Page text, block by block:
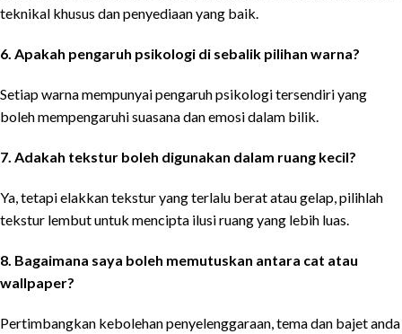
teknikal khusus dan penyediaan yang baik.
6. Apakah pengaruh psikologi di sebalik pilihan warna?
Setiap warna mempunyai pengaruh psikologi tersendiri yang
boleh mempengaruhi suasana dan emosi dalam bilik.
7. Adakah tekstur boleh digunakan dalam ruang kecil?
Ya, tetapi elakkan tekstur yang terlalu berat atau gelap, pilihlah
tekstur lembut untuk mencipta ilusi ruang yang lebih luas.
8. Bagaimana saya boleh memutuskan antara cat atau
wallpaper?
Pertimbangkan kebolehan penyelenggaraan, tema dan bajet anda